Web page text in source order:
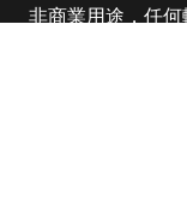
非商業用途，任